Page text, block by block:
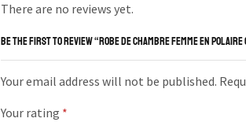
There are no reviews yet.
BE THE FIRST TO REVIEW “ROBE DE CHAMBRE FEMME EN POLAIRE
Your email address will not be published.
Your rating *